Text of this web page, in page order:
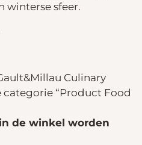
winterse sfeer.
Culinary
categorie “Product Food
de winkel worden